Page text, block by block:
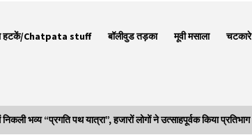
हटकें/Chatpata stuff बॉलीवुड तड़का मूवी मसाला चटकारे
भव्य “प्रगति पथ यात्रा”, हजारों लोगों ने उत्साहपूर्वक किया प्रतिभाग